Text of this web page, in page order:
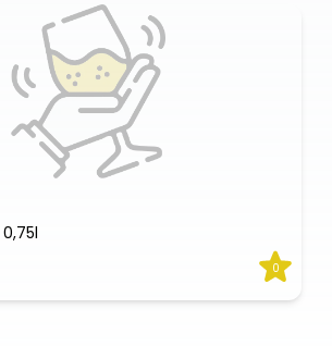
0,75l
0